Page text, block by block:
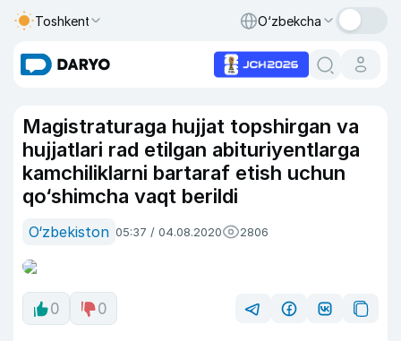
Toshkent O‘zbekcha
Magistraturaga hujjat topshirgan va
hujjatlari rad etilgan abituriyentlarga
kamchiliklarni bartaraf etish uchun
qo‘shimcha vaqt berildi
O‘zbekiston 05:37 / 04.08.2020 2806
0 0